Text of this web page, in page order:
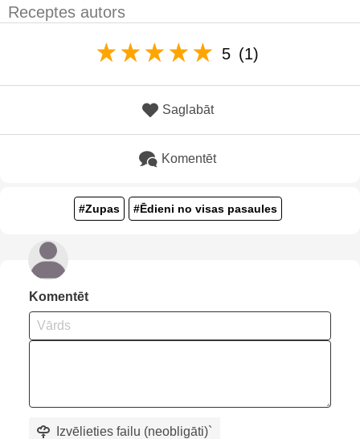
Receptes autors
5 (1)
Saglabāt
Komentēt
#Zupas #Ēdieni no visas pasaules
Komentēt
Izvēlieties failu (neobligāti)`